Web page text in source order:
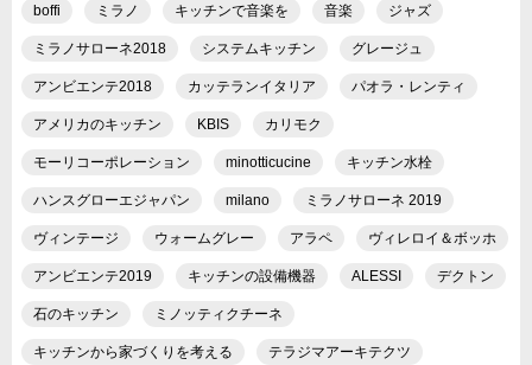
boffi ミラノ キッチンで音楽を 音楽 ジャズ
ミラノサローネ2018 システムキッチン グレージュ
アンビエンテ2018 カッテランイタリア パオラ・レンティ
アメリカのキッチン KBIS カリモク
モーリコーポレーション minotticucine キッチン水栓
ハンスグローエジャパン milano ミラノサローネ 2019
ヴィンテージ ウォームグレー アラペ ヴィレロイ＆ボッホ
アンビエンテ2019 キッチンの設備機器 ALESSI デクトン
石のキッチン ミノッティクチーネ
キッチンから家づくりを考える テラジマアーキテクツ